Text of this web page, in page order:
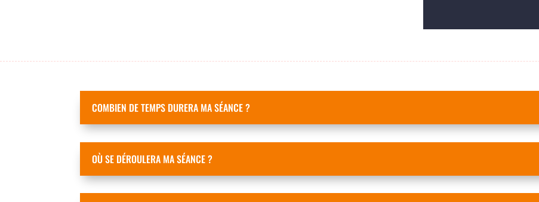
COMBIEN DE TEMPS DURERA MA SÉANCE ?
OÙ SE DÉROULERA MA SÉANCE ?